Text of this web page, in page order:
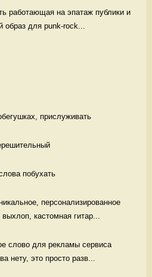
работающая на эпатаж публики и
для punk-rock...
прислуживать
побухать
персонализированное
кастомная гитар...
слово для рекламы сервиса
нету, это просто разв...